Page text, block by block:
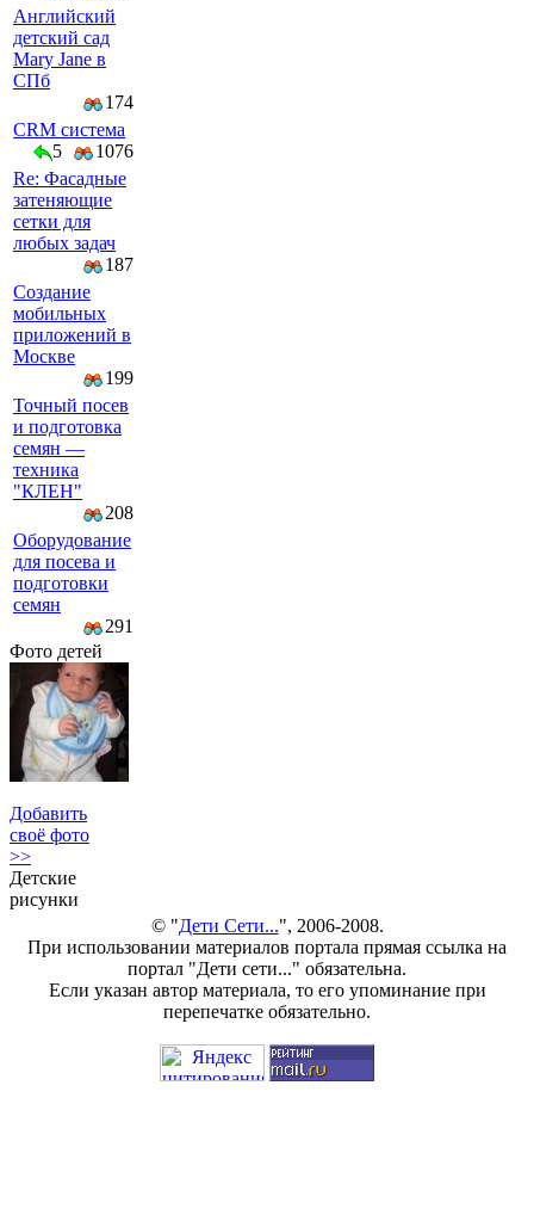
Английский
детский сад
Mary Jane в
СПб
174
CRM система
5
1076
Re: Фасадные
затеняющие
сетки для
любых задач
187
Создание
мобильных
приложений в
Москве
199
Точный посев
и подготовка
семян —
техника
"КЛЕН"
208
Оборудование
для посева и
подготовки
семян
291
Фото детей
Добавить
своё фото
>>
Детские
рисунки
© "Дети Сети...", 2006-2008.
При использовании материалов портала прямая ссылка на
портал "Дети сети..." обязательна.
Если указан автор материала, то его упоминание при
перепечатке обязательно.